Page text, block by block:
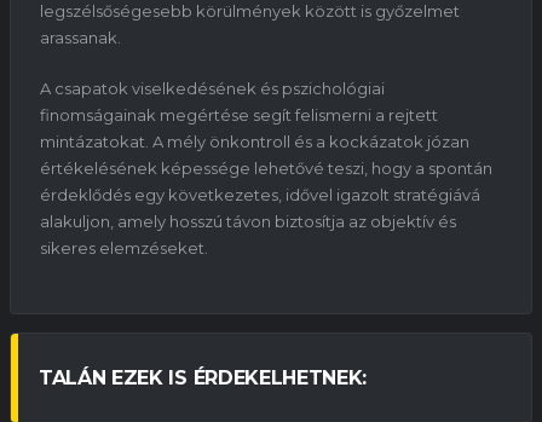
legszélsőségesebb körülmények között is győzelmet
arassanak.
A csapatok viselkedésének és pszichológiai
finomságainak megértése segít felismerni a rejtett
mintázatokat. A mély önkontroll és a kockázatok józan
értékelésének képessége lehetővé teszi, hogy a spontán
érdeklődés egy következetes, idővel igazolt stratégiává
alakuljon, amely hosszú távon biztosítja az objektív és
sikeres elemzéseket.
TALÁN EZEK IS ÉRDEKELHETNEK: